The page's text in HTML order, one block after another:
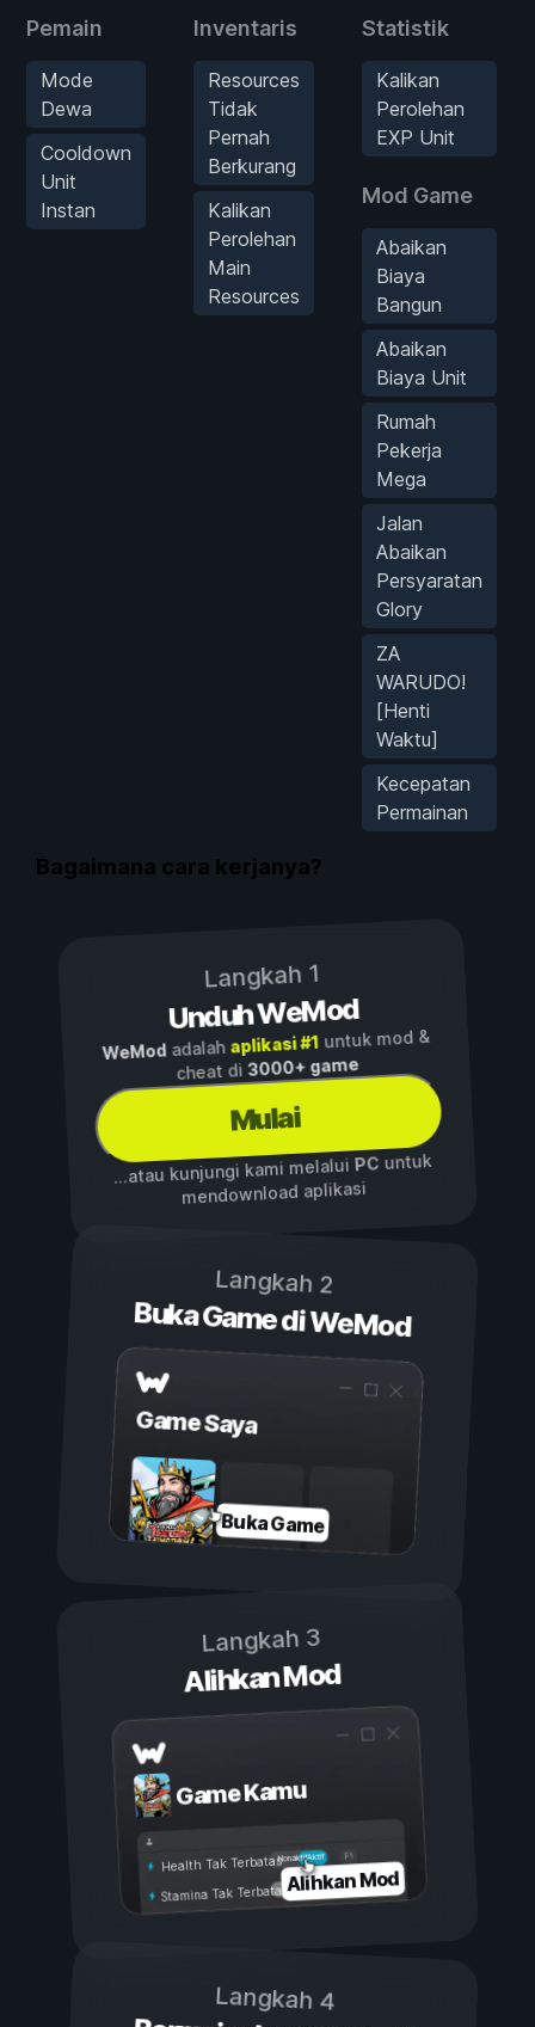
Pemain
Mode
Dewa
Cooldown
Unit
Instan
Inventaris
Resources
Tidak
Pernah
Berkurang
Kalikan
Perolehan
Main
Resources
Statistik
Kalikan
Perolehan
EXP Unit
Mod Game
Abaikan
Biaya
Bangun
Abaikan
Biaya Unit
Rumah
Pekerja
Mega
Jalan
Abaikan
Persyaratan
Glory
ZA
WARUDO!
[Henti
Waktu]
Kecepatan
Permainan
Bagaimana cara kerjanya?
Langkah 1
Unduh WeMod
WeModadalah aplikasi #1untuk mod &
cheat di3000+ game
Mulai
...atau kunjungi kami melalui PCuntuk
mendownload aplikasi
Langkah 2
Buka Game di WeMod
Game Saya
Buka Game
Langkah 3
Alihkan Mod
Game Kamu
Aktif
Nonaktif
Health Tak Terbatas
Stamina Tak TerbatasAlihkan Mod
Langkah 4